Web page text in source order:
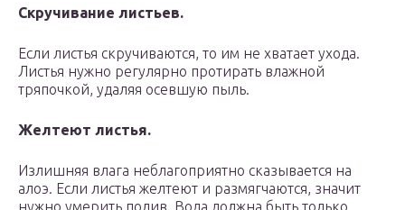
Скручивание листьев.
Если листья скручиваются, то им не хватает ухода.
Листья нужно регулярно протирать влажной
тряпочкой, удаляя осевшую пыль.
Желтеют листья.
Излишняя влага неблагоприятно сказывается на
алоэ. Если листья желтеют и размягчаются, значит
нужно умерить полив. Вода должна быть только